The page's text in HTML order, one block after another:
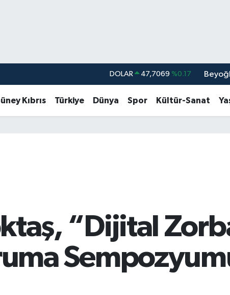
DOLAR 47,7069 %0.17
Kıbrıs Türkiye Dünya Spor Kültür-Sanat
“Dijital